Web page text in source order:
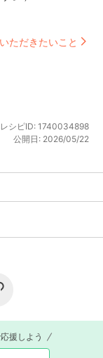
ただきたいこと
レシピID: 1740034898
公開日: 2026/05/22
援しよう